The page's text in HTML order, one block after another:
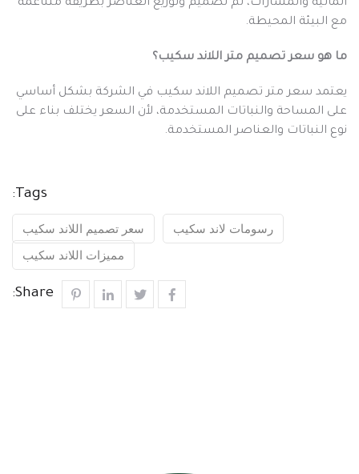
المائية والمسارات، ثم تصميم وتوزيع العناصر بطريقة متناغمة
مع البيئة المحيطة.
ما هو سعر تصميم متر اللاند سكيب؟
يعتمد سعر متر تصميم اللاند سكيب في الشركة بشكل أساسي
على المساحة والنباتات المستخدمة، لأن السعر يختلف بناء على
نوع النباتات والعناصر المستخدمة.
Tags:
رسومات لاند سكيب
سعر تصميم اللاند سكيب
مميزات اللاند سكيب
Share: